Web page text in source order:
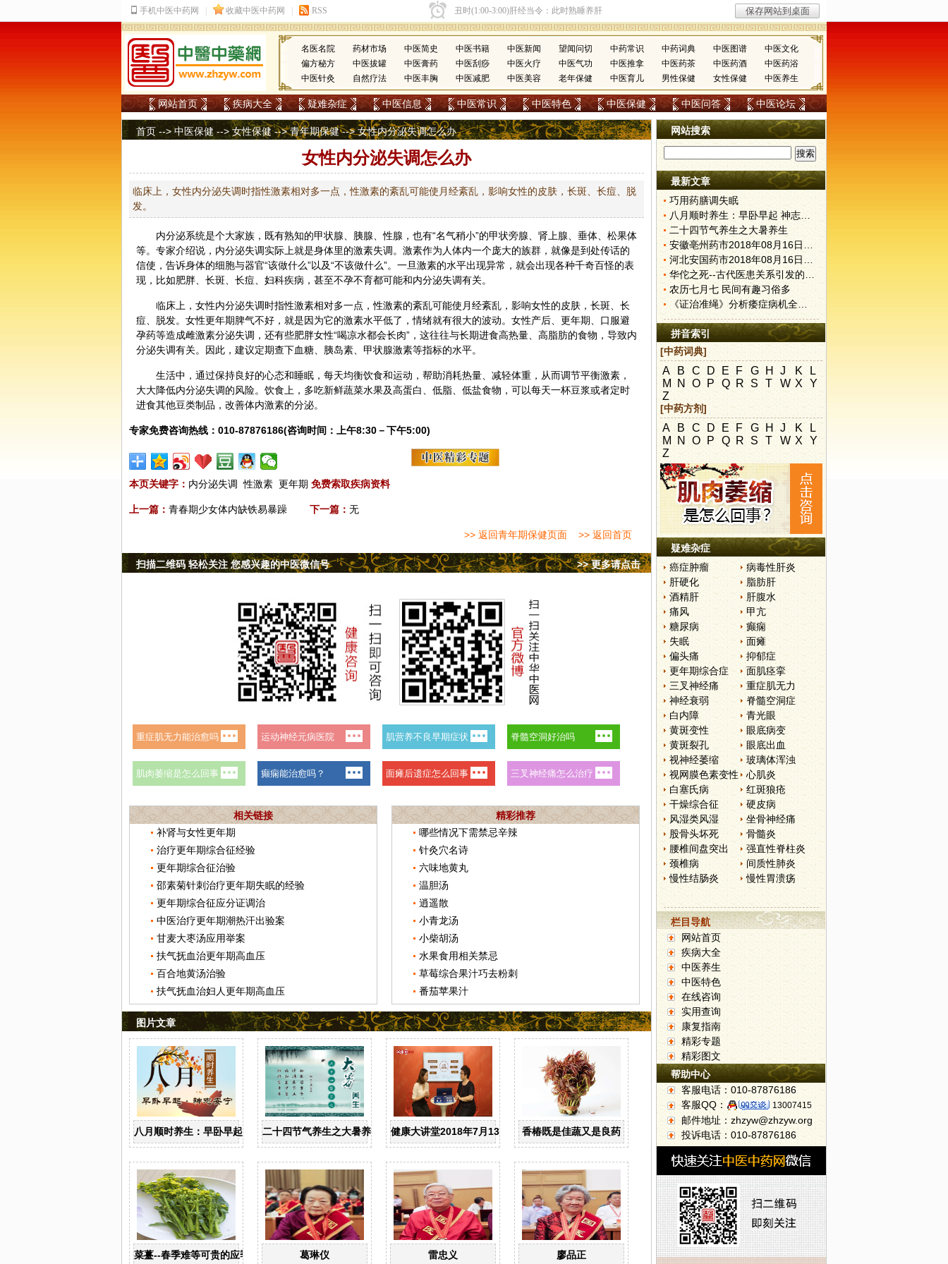
名医名院 药材市场 中医简史 中医书籍 中医新闻 望闻问切 中药常识 中药词典 中医图谱
中医文化
偏方秘方
中医拔罐 中医膏药 中医刮痧 中医火疗 中医气功 中医推拿 中医药茶 中医药酒
中医药浴
中医针灸
自然疗法 中医丰胸 中医减肥 中医美容 老年保健 中医育儿 男性保健 女性保健 中医养生
网站首页 疾病大全 疑难杂症 中医信息 中医常识 中医特色 中医保健 中医问答 中医论坛
首页 -->中医保健 -->女性保健-->青年期保健--> 女性内分泌失调怎么办
女性内分泌失调怎么办
临床上，女性内分泌失调时指性激素相对多一点，性激素的紊乱可能使月经紊乱，影响女性的皮肤，长斑、长痘、脱
发。
内分泌系统是个大家族，既有熟知的甲状腺、胰腺、性腺，也有“名气稍小”的甲状旁腺、肾上腺、垂体、松果体
等。专家介绍说，内分泌失调实际上就是身体里的激素失调。激素作为人体内一个庞大的族群，就像是到处传话的
信使，告诉身体的细胞与器官“该做什么”以及“不该做什么”。一旦激素的水平出现异常，就会出现各种千奇百怪的表
现，比如肥胖、长斑、长痘、 妇科疾病，甚至不孕不育都可能和内分泌失调有关。
临床上，女性内分泌失调时指性激素相对多一点，性激素的紊乱可能使月经紊乱，影响女性的皮肤，长斑、长
痘、脱发。女性更年期脾气不好，就是因为它的激素水平低了，情绪就有很大的波动。女性产后、更年期、口服避
孕药等造成雌激素分泌失调，还有些肥胖女性“喝凉水都会长肉”，这往往与长期进食高热量、高脂肪的食物，导致内
分泌失调有关。因此，建议定期查下血糖、胰岛素、甲状腺激素等指标的水平。
生活中，通过保持良好的心态和睡眠，每天均衡饮食和运动，帮助消耗热量、减轻体重，从而调节平衡激素，
大大降低内分泌失调的风险。饮食上，多吃新鲜蔬菜水果及高蛋白、低脂、低盐食物，可以每天一杯豆浆或者定时
进食其他豆类制品，改善体内激素的分泌。
专家免费咨询热线：010-87876186(咨询时间：上午8:30－下午5:00)
本页关键字： 内分泌失调 性激素 更年期 免费索取疾病资料
上一篇： 青春期少女体内缺铁易暴躁 下一篇： 无
>> 返回青年期保健页面 >> 返回首页
>> 更多请点击
扫描二维码 轻松关注 您感兴趣的中医微信号
相关链接
补肾与女性更年期
治疗更年期综合征经验
更年期综合征治验
邵素菊针刺治疗更年期失眠的经验
更年期综合征应分证调治
中医治疗更年期潮热汗出验案
甘麦大枣汤应用举案
扶气抚血治更年期高血压
百合地黄汤治验
扶气抚血治妇人更年期高血压
精彩推荐
哪些情况下需禁忌辛辣
针灸穴名诗
六味地黄丸
温胆汤
逍遥散
小青龙汤
小柴胡汤
水果食用相关禁忌
草莓综合果汁巧去粉刺
番茄苹果汁
图片文章
八月顺时养生：早卧早起 神志安宁二十四节气养生之大暑养生 健康大讲堂2018年7月13日：李文霞主任--得了口腔溃疡切勿掉以轻心
香椿既是佳蔬又是良药
菜薹--春季难等可贵的应季佳蔬 葛琳仪 雷忠义 廖品正
网站搜索
最新文章
巧用药膳调失眠
八月顺时养生：早卧早起 神志安宁
二十四节气养生之大暑养生
安徽亳州药市2018年08月16日快讯
河北安国药市2018年08月16日快讯
华佗之死--古代医患关系引发的悲剧
农历七月七 民间有趣习俗多
《证治准绳》分析痿症病机全面系统，见解独到
拼音索引
[中药词典]
A B C D E F G H J K
L
M N O P Q R S T W X
Y
Z
[中药方剂]
A B C D E F G H J K
L
M N O P Q R S T W X
Y
Z
疑难杂症
癌症肿瘤
病毒性肝炎
肝硬化
脂肪肝
酒精肝
肝腹水
痛风
甲亢
糖尿病
癫痫
失眠
面瘫
偏头痛
抑郁症
更年期综合症
面肌痉挛
三叉神经痛
重症肌无力
神经衰弱
脊髓空洞症
白内障
青光眼
黄斑变性
眼底病变
黄斑裂孔
眼底出血
视神经萎缩
玻璃体浑浊
视网膜色素变性
心肌炎
白塞氏病
红斑狼疮
干燥综合征
硬皮病
风湿类风湿
坐骨神经痛
股骨头坏死
骨髓炎
腰椎间盘突出
强直性脊柱炎
颈椎病
间质性肺炎
慢性结肠炎
慢性胃溃疡
栏目导航
网站首页
疾病大全
中医养生
中医特色
在线咨询
实用查询
康复指南
精彩专题
精彩图文
帮助中心
客服电话：010-87876186
客服QQ：
13007415
邮件地址：zhzyw@zhzyw.org
投诉电话：010-87876186